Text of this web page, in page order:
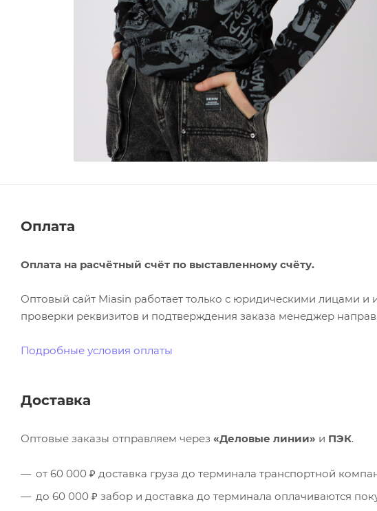
Оплата
Оплата на расчётный счёт по выставленному счёту.
Оптовый сайт Miasin работает только с юридическими лицами
проверки реквизитов и подтверждения заказа менеджер
Подробные условия оплаты
Доставка
Оптовые заказы отправляем через «Деловые линии» и ПЭК.
от 60 000 ₽ доставка груза до терминала транспортной
до 60 000 ₽ забор и доставка до терминала оплачиваются